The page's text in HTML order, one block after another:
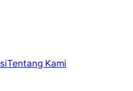
Tentang Kami